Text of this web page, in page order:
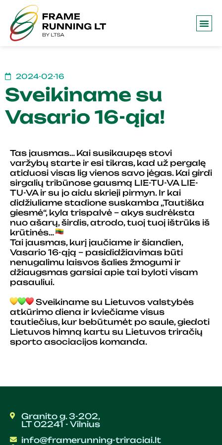
2024-02-16
Sveikiname su
Vasario 16-ąja!
Tas jausmas… Kai susikaupęs stovi
varžybų starte ir esi tikras, kad už pergalę
atiduosi visas lig vienos savo jėgas. Kai girdi
sirgalių tribūnose gausmą LIE-TU-VA LIE-
TU-VA ir su jo aidu skrieji pirmyn. Ir kai
didžiuliame stadione suskamba „Tautiška
giesmė“, kyla trispalvė – akys sudrėksta
nuo ašarų, širdis, atrodo, tuoj tuoj ištrūks iš
krūtinės…
Tai jausmas, kurį jaučiame ir šiandien,
Vasario 16-ąją – pasididžiavimas būti
nenugalimu laisvos šalies žmogumi ir
džiaugsmas garsiai apie tai byloti visam
pasauliui.
Sveikiname su Lietuvos valstybės
atkūrimo diena ir kviečiame visus
tautiečius, kur bebūtumėt po saule, giedoti
Lietuvos himną kartu su Lietuvos triračių
sporto asociacijos komanda.
Granito g. 3-202,
LT 02241 - Vilnius
info@framerunning-triraciai.lt